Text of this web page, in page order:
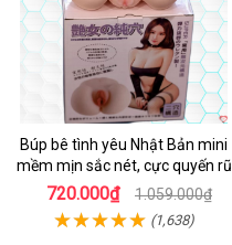
Búp bê tình yêu Nhật Bản mini
mềm mịn sắc nét, cực quyến rũ
720.000₫ 1.059.000₫
(1,638)